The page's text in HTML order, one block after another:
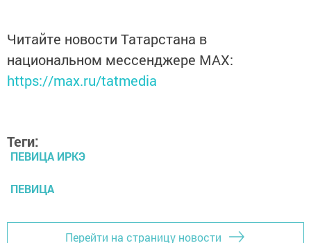
Читайте новости Татарстана в
национальном мессенджере MАХ:
https://max.ru/tatmedia
Теги:
ПЕВИЦА ИРКЭ
ПЕВИЦА
Перейти на страницу новости